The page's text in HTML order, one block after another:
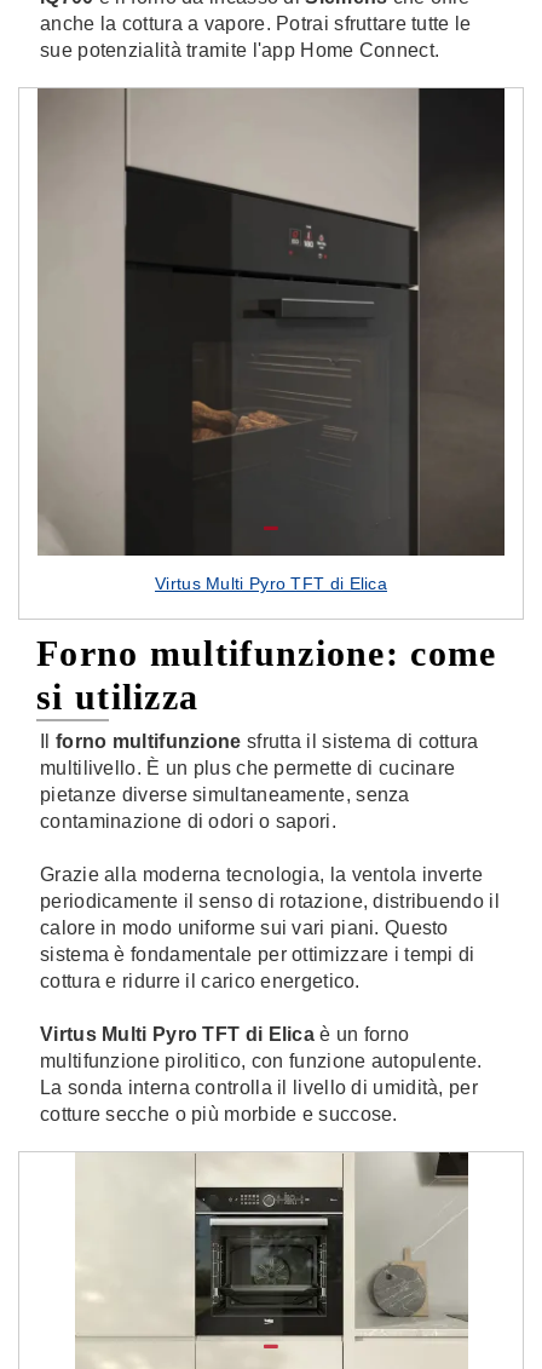
anche la cottura a vapore. Potrai sfruttare tutte le
sue potenzialità tramite l'app Home Connect.
Virtus Multi Pyro TFT di Elica
Forno multifunzione: come
si utilizza
forno multifunzione sfrutta il sistema di cottura
multilivello. È un plus che permette di cucinare
pietanze diverse simultaneamente, senza
contaminazione di odori o sapori.
Grazie alla moderna tecnologia, la ventola inverte
periodicamente il senso di rotazione, distribuendo il
calore in modo uniforme sui vari piani. Questo
sistema è fondamentale per ottimizzare i tempi di
cottura e ridurre il carico energetico.
Virtus Multi Pyro TFT di Elica è un forno
multifunzione pirolitico, con funzione autopulente.
La sonda interna controlla il livello di umidità, per
cotture secche o più morbide e succose.